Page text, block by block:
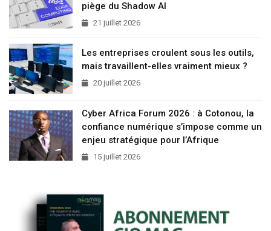
piège du Shadow AI
21 juillet 2026
Les entreprises croulent sous les outils,
mais travaillent-elles vraiment mieux ?
20 juillet 2026
Cyber Africa Forum 2026 : à Cotonou, la
confiance numérique s’impose comme un
enjeu stratégique pour l’Afrique
15 juillet 2026